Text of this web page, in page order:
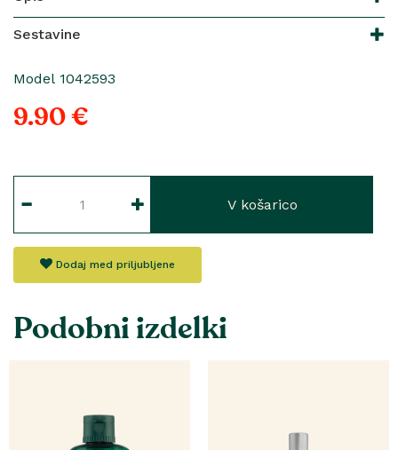
Sestavine
Model 1042593
9.90 €
V košarico
Dodaj med priljubljene
Podobni izdelki